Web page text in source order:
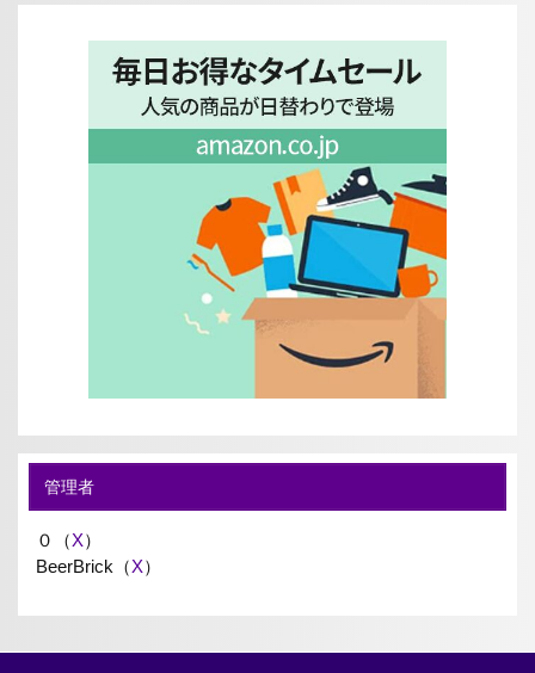
管理者
０（X）
BeerBrick（X）